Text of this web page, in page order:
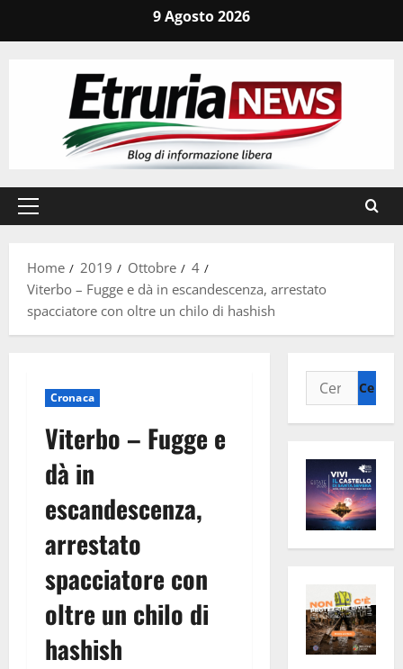
9 Agosto 2026
Menu
Home
2019 Ottobre
4
Viterbo – Fugge e dà in escandescenza, arrestato
spacciatore con oltre un chilo di hashish
Cronaca
Viterbo – Fugge e
dà in
escandescenza,
arrestato
spacciatore con
oltre un chilo di
hashish
Ricerca
per: